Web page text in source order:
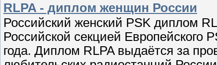
RLPA - диплом женщин России
Российский женский PSK диплом
Российской секцией Европейского
года. Диплом RLPA выдаётся за